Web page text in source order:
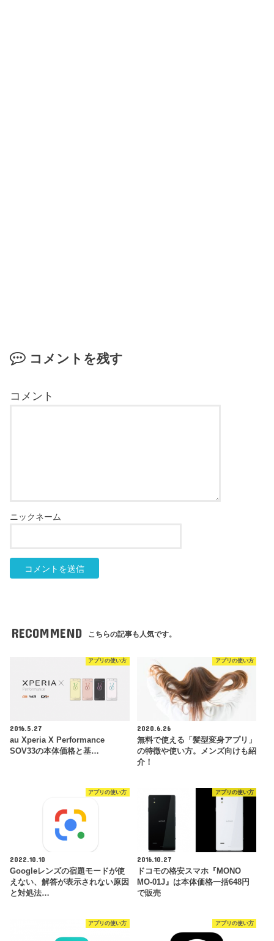
コメントを残す
RECOMMEND こちらの記事も人気です。
アプリの使い方
2016.5.27
au Xperia X Performance
SOV33の本体価格と基…
アプリの使い方
2020.6.26
無料で使える「髪型変身アプリ」
の特徴や使い方。メンズ向けも紹
介！
アプリの使い方
2022.10.10
Googleレンズの宿題モードが使
えない、解答が表示されない原因
と対処法…
アプリの使い方
2016.10.27
ドコモの格安スマホ『MONO
MO-01J』は本体価格一括648円
で販売
アプリの使い方 アプリの使い方